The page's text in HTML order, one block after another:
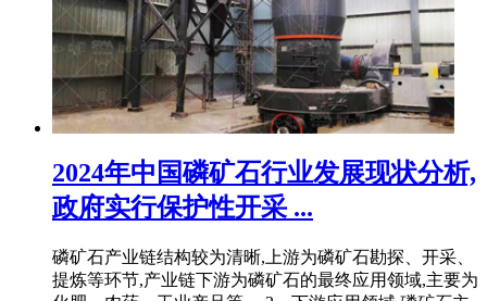
2024年中国磷矿石行业发展现状分析,
政府实行保护性开采 ...
磷矿石产业链结构较为清晰,上游为磷矿石勘探、开采、
提炼等环节,产业链下游为磷矿石的最终应用领域,主要为